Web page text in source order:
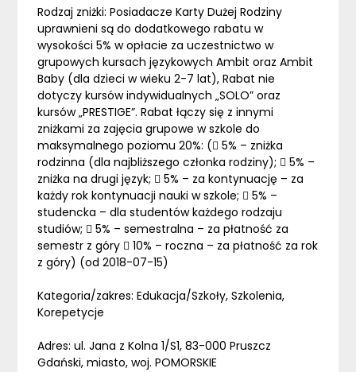
Rodzaj zniżki: Posiadacze Karty Dużej Rodziny
uprawnieni są do dodatkowego rabatu w
wysokości 5% w opłacie za uczestnictwo w
grupowych kursach językowych Ambit oraz Ambit
Baby (dla dzieci w wieku 2-7 lat), Rabat nie
dotyczy kursów indywidualnych „SOLO” oraz
kursów „PRESTIGE”. Rabat łączy się z innymi
zniżkami za zajęcia grupowe w szkole do
maksymalnego poziomu 20%: ( 5% – zniżka
rodzinna (dla najbliższego członka rodziny);  5% –
zniżka na drugi język;  5% – za kontynuację – za
każdy rok kontynuacji nauki w szkole;  5% –
studencka – dla studentów każdego rodzaju
studiów;  5% – semestralna – za płatność za
semestr z góry  10% – roczna – za płatność za rok
z góry) (od 2018-07-15)
Kategoria/zakres: Edukacja/Szkoły, Szkolenia,
Korepetycje
Adres: ul. Jana z Kolna 1/S1, 83-000 Pruszcz
Gdański, miasto, woj. POMORSKIE